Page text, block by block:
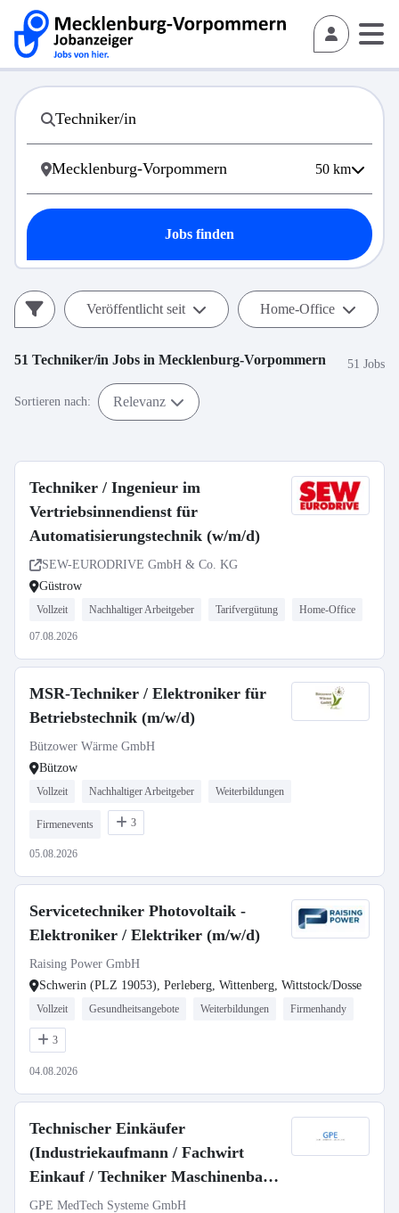
50 km
Jobs finden
Veröffentlicht seit Home-Office
51 Techniker/in Jobs in Mecklenburg-Vorpommern 51 Jobs
Sortieren nach: Relevanz
Techniker / Ingenieur im
Vertriebsinnendienst für
Automatisierungstechnik (w/m/d)
SEW-EURODRIVE GmbH & Co. KG
Güstrow
Vollzeit Nachhaltiger Arbeitgeber Tarifvergütung Home-Office
07.08.2026
MSR-Techniker / Elektroniker für
Betriebstechnik (m/w/d)
Bützower Wärme GmbH
Bützow
Vollzeit Nachhaltiger Arbeitgeber Weiterbildungen
Firmenevents 3
05.08.2026
Servicetechniker Photovoltaik -
Elektroniker / Elektriker (m/w/d)
Raising Power GmbH
Schwerin (PLZ 19053), Perleberg, Wittenberg, Wittstock/Dosse
Vollzeit Gesundheitsangebote Weiterbildungen Firmenhandy
3
04.08.2026
Technischer Einkäufer
(Industriekaufmann / Fachwirt
Einkauf / Techniker Maschinenbau /
technischer Fachwirt o.Ä.) (m/w/d)
GPE MedTech Systeme GmbH